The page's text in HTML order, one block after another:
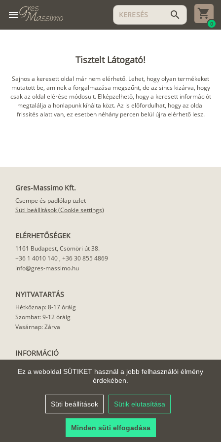
Ez a weboldal SÜTIKET használ a jobb felhasználói élmény
érdekében.
Süti beállítások Sütik elutasítása
Minden süti elfogadása
menu search
0
Tisztelt Látogató!
Sajnos a keresett oldal már nem elérhető. Lehet, hogy olyan termékeket
mutatott be, aminek a forgalmazása megszűnt, de az sincs kizárva, hogy
csak az oldal elérése módosult. Elképzelhető, hogy a keresett információt
megtalálja a honlapunk kínálta közt. Az is előfordulhat, hogy az oldal
frissítés alatt van, ez esetben néhány percen belül újra elérhető lesz.
Gres-Massimo Kft.
Csempe és padlólap üzlet
Süti beállítások (Cookie settings)
ELÉRHETŐSÉGEK
1161 Budapest, Csömöri út 38.
+36 1 4010 140 , +36 30 855 4869
info@gres-massimo.hu
NYITVATARTÁS
Hétköznap: 8-17 óráig
Szombat: 9-12 óráig
Vasárnap: Zárva
INFORMÁCIÓ
Felhasználási javaslat